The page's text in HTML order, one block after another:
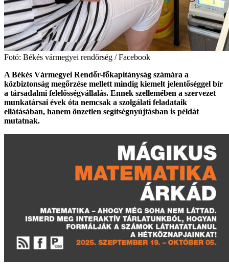
Fotó: Békés vármegyei rendőrség / Facebook
A Békés Vármegyei Rendőr-főkapitányság számára a
közbiztonság megőrzése mellett mindig kiemelt jelentőséggel bír
a társadalmi felelősségvállalás. Ennek szellemében a szervezet
munkatársai évek óta nemcsak a szolgálati feladataik
ellátásában, hanem önzetlen segítségnyújtásban is példát
mutatnak.